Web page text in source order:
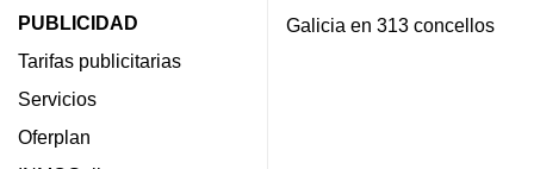
PUBLICIDAD
Tarifas publicitarias
Servicios
Oferplan
Galicia en 313 concellos